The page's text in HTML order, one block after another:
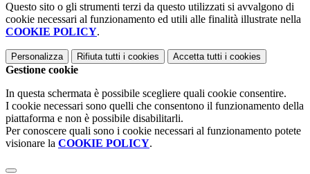
Questo sito o gli strumenti terzi da questo utilizzati si avvalgono di
cookie necessari al funzionamento ed utili alle finalità illustrate nella
COOKIE POLICY.
Personalizza Rifiuta tutti i cookies Accetta tutti i cookies
Gestione cookie
In questa schermata è possibile scegliere quali cookie consentire.
I cookie necessari sono quelli che consentono il funzionamento della
piattaforma e non è possibile disabilitarli.
Per conoscere quali sono i cookie necessari al funzionamento potete
visionare la COOKIE POLICY.